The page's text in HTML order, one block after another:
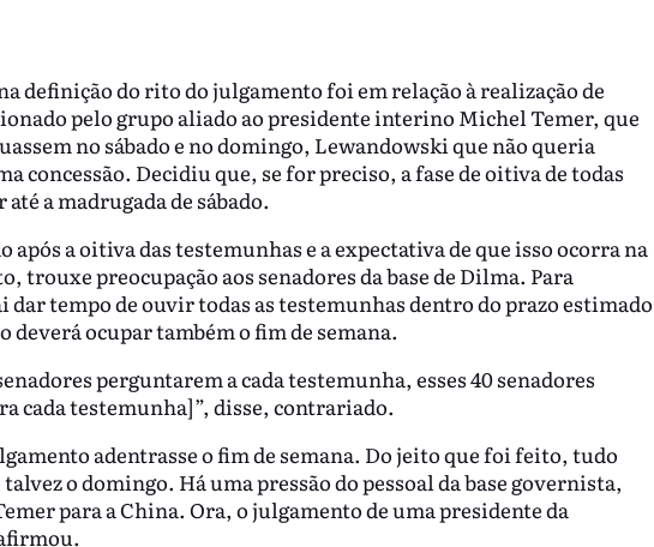
definição do rito do julgamento foi em relação à realização de
pelo grupo aliado ao presidente interino Michel Temer, que
no sábado e no domingo, Lewandowski que não queria
concessão. Decidiu que, se for preciso, a fase de oitiva de todas
a madrugada de sábado.
após a oitiva das testemunhas e a expectativa de que isso ocorra na
trouxe preocupação aos senadores da base de Dilma. Para
dar tempo de ouvir todas as testemunhas dentro do prazo estimado
ocupar também o fim de semana.
perguntarem a cada testemunha, esses 40 senadores
cada testemunha]”, disse, contrariado.
adentrasse o fim de semana. Do jeito que foi feito, tudo
o domingo. Há uma pressão do pessoal da base governista,
para a China. Ora, o julgamento de uma presidente da